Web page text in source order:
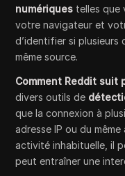
numériques telles que
votre navigateur et
d’identifier si
même source.
Comment Reddit suit
divers outils de
que la connexion à
adresse IP ou du
activité inhabituelle, il
peut entraîner une